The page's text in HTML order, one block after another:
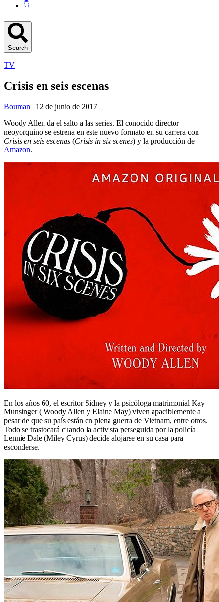
👇
Search
TV
Crisis en seis escenas
Bouman | 12 de junio de 2017
Woody Allen da el salto a las series. El conocido director
neoyorquino se estrena en este nuevo formato en su carrera con
Crisis en seis escenas (Crisis in six scenes) y la producción de
Amazon.
En los años 60, el escritor Sidney y la psicóloga matrimonial Kay
Munsinger ( Woody Allen y Elaine May) viven apaciblemente a
pesar de que su país están en plena guerra de Vietnam, entre otros.
Todo se trastocará cuando la activista perseguida por la policía
Lennie Dale (Miley Cyrus) decide alojarse en su casa para
esconderse.